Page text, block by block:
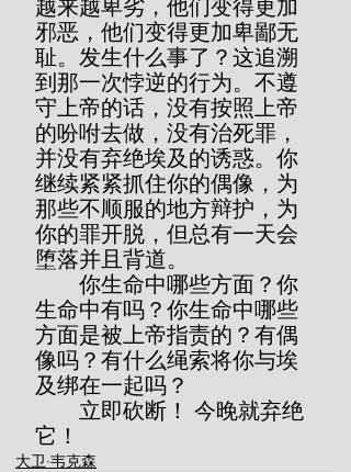
越来越卑劣，他们变得更加
邪恶，他们变得更加卑鄙无
耻。发生什么事了？这追溯
到那一次悖逆的行为。不遵
守上帝的话，没有按照上帝
的吩咐去做，没有治死罪，
并没有弃绝埃及的诱惑。你
继续紧紧抓住你的偶像，为
那些不顺服的地方辩护，为
你的罪开脱，但总有一天会
堕落并且背道。
你生命中哪些方面？你
生命中有吗？你生命中哪些
方面是被上帝指责的？有偶
像吗？有什么绳索将你与埃
及绑在一起吗？
立即砍断！ 今晚就弃绝
它！
大卫·韦克森